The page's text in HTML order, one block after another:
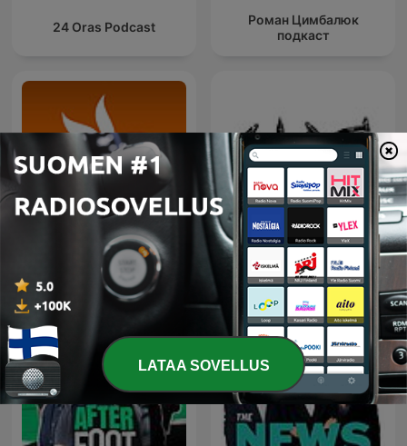
24 Oras Podcast
Роман Цимбалюк
подкаст
Радио Свобода Живой Гвоздь
LATAA SOVELLUS